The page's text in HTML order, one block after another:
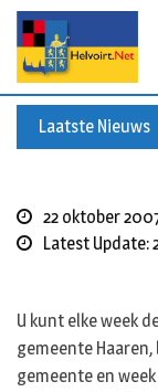
Skip
content
Laatste Nieuws
22 oktober
Latest Update:
U kunt elke week
gemeente
gemeente en